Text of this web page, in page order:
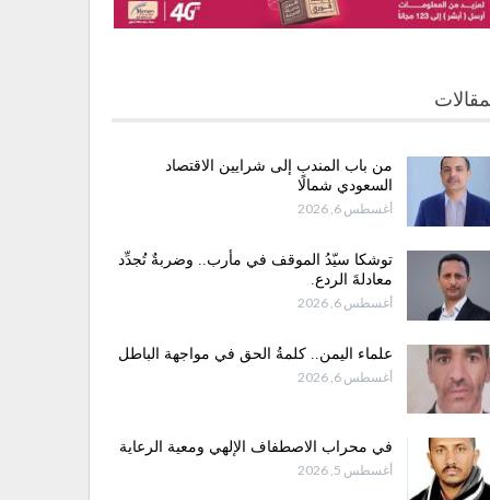
من باب المندب إلى شرايين الاقتصاد
السعودي شمالًا
أغسطس 6, 2026
توشكا سيّدُ الموقف في مأرب.. وضربةٌ تُجدِّد
معادلةَ الردع.
أغسطس 6, 2026
علماء اليمن.. كلمةُ الحق في مواجهة الباطل
أغسطس 6, 2026
في محراب الاصطفاف الإلهي ومعية الرعاية
أغسطس 5, 2026